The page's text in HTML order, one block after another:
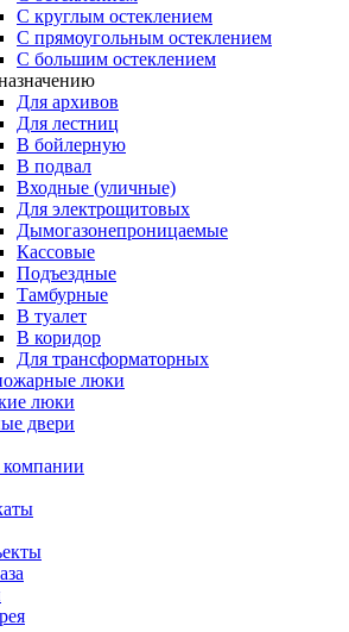
С круглым остеклением
С прямоугольным остеклением
С большим остеклением
Для архивов
Для лестниц
В бойлерную
В подвал
Входные (уличные)
Для электрощитовых
Дымогазонепроницаемые
Кассовые
Подъездные
Тамбурные
В туалет
В коридор
Для трансформаторных
люки
люки
двери